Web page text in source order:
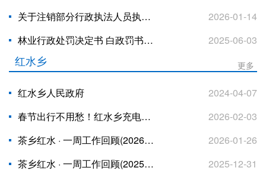
关于注销部分行政执法人员执法证件的公告
2026-01-14
林业行政处罚决定书 白政罚书字[2025]9号
2025-06-03
红水乡 更多
红水乡人民政府
2024-04-07
春节出行不用愁！红水乡充电站环境好、充电便、停车安
2026-02-03
茶乡红水 · 一周工作回顾(2026年1月第三期)
2026-01-26
茶乡红水 · 一周工作回顾(2025年12月第五期)
2025-12-31